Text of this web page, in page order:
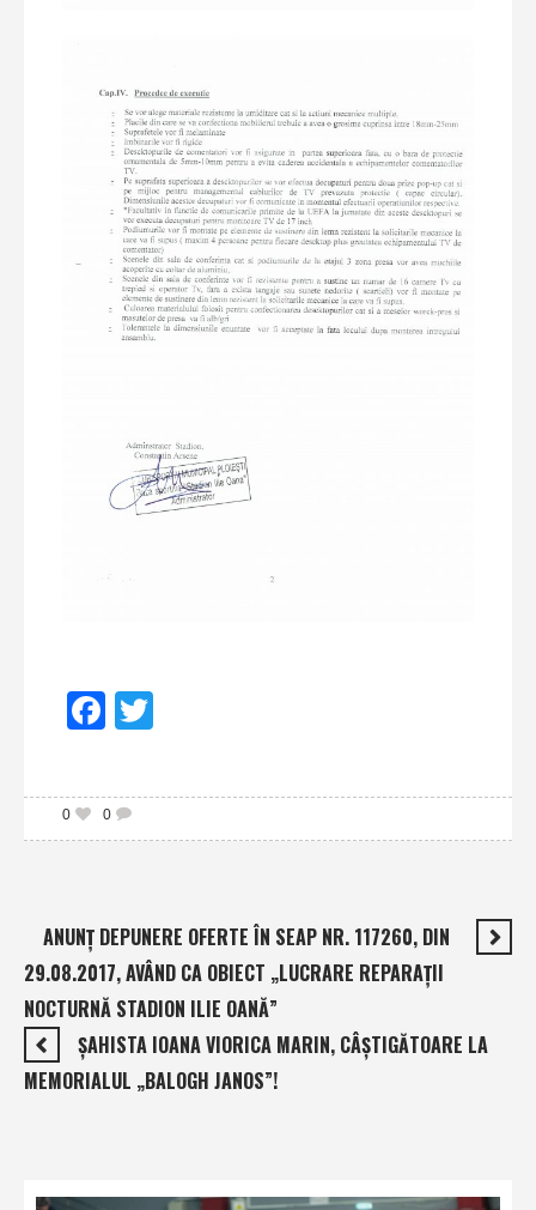
Facebook
0
0
ANUNŢ DEPUNERE OFERTE ÎN SEAP NR. 117260, DIN
29.08.2017, AVÂND CA OBIECT „LUCRARE REPARAŢII
NOCTURNĂ STADION ILIE OANĂ”
ŞAHISTA IOANA VIORICA MARIN, CÂŞTIGĂTOARE LA
MEMORIALUL „BALOGH JANOS”!